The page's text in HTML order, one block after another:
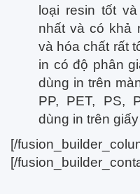
loại resin tốt
nhất và có khả
và hóa chất rất
in có độ phân
dùng in trên
PP, PET, PS,
dùng in trên
[/
[/